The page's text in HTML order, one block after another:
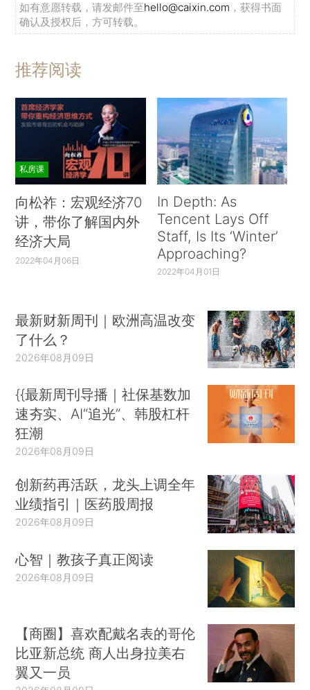
如有意愿转载，请发邮件至hello@caixin.com ，获得书面
确认及授权后，方可转载。
推荐阅读
私房课
向松祚：宏观经济70
讲，带你了解国内外
经济大局
2022年04月06日
In Depth: As
Tencent Lays Off
Staff, Is Its ‘Winter’
Approaching?
2022年04月01日
最新财新周刊｜欧洲高温改变
了什么？
2026年08月09日
{{最新周刊导播｜社保基数加
速夯实、AI“追光”、韩股杠杆
狂潮
2026年08月09日
创新药再活跃，龙头上调全年
业绩指引｜医药股周报
2026年08月09日
心智｜教孩子真正阅读
2026年08月09日
【商圈】喜欢配戴名表的哥伦
比亚新总统 商人出身拉美右
翼又一员